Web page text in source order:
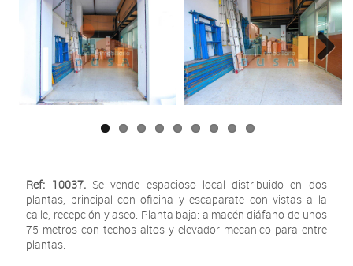
Next
Ref: 10037.Se vende espacioso local distribuido en dos
plantas, principal con oficina y escaparate con vistas a la
calle, recepción y aseo. Planta baja: almacén diáfano de unos
75 metros con techos altos y elevador mecanico para entre
plantas.